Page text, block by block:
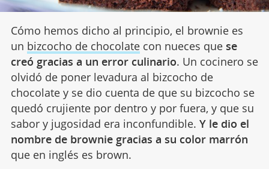
Cómo hemos dicho al principio, el brownie es
un bizcocho de chocolatecon nueces que se
creó gracias a un error culinario. Un cocinero se
olvidó de poner levadura al bizcocho de
chocolate y se dio cuenta de que su bizcocho se
quedó crujiente por dentro y por fuera, y que su
sabor y jugosidad era inconfundible. Y le dio el
nombre de brownie gracias a su color marrón
que en inglés es brown.